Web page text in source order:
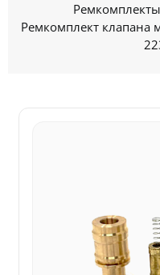
Ремкомплект клапана